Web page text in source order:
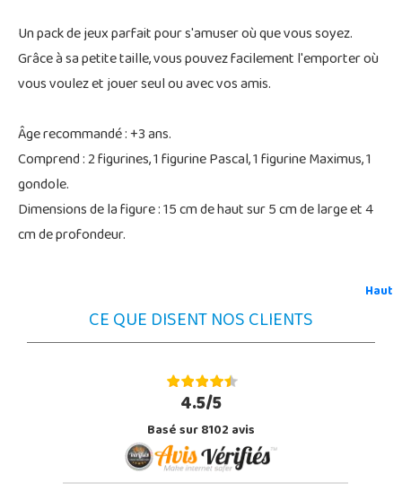
Un pack de jeux parfait pour s'amuser où que vous soyez.
Grâce à sa petite taille, vous pouvez facilement l'emporter où
vous voulez et jouer seul ou avec vos amis.
Âge recommandé : +3 ans.
Comprend : 2 figurines, 1 figurine Pascal, 1 figurine Maximus, 1
gondole.
Dimensions de la figure : 15 cm de haut sur 5 cm de large et 4
cm de profondeur.
Haut
CE QUE DISENT NOS CLIENTS
4.5/5
Basé sur 8102 avis